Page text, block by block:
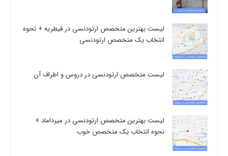
لیست بهترین متخصص ارتودنسی در قیطریه + نحوه
انتخاب یک متخصص ارتودنسی
لیست متخصص ارتودنسی در دروس و اطراف آن
لیست بهترین متخصص ارتودنسی در میرداماد +
نحوه انتخاب یک متخصص خوب